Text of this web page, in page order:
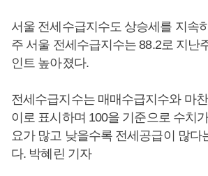
서울 전세수급지수도 상승세를 지속
주 서울 전세수급지수는 88.2로 지난
인트 높아졌다.
전세수급지수는 매매수급지수와 마
이로 표시하며 100을 기준으로 수치
요가 많고 낮을수록 전세공급이 많다
다. 박혜린 기자